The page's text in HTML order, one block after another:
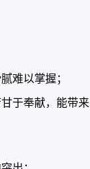
难以掌握；
于奉献，能带来